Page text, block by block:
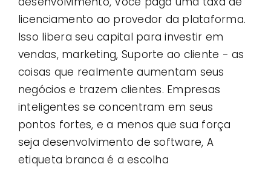
licenciamento ao provedor da plataforma.
Isso libera seu capital para investir em
vendas, marketing, Suporte ao cliente - as
coisas que realmente aumentam seus
negócios e trazem clientes. Empresas
inteligentes se concentram em seus
pontos fortes, e a menos que sua força
seja desenvolvimento de software, A
etiqueta branca é a escolha